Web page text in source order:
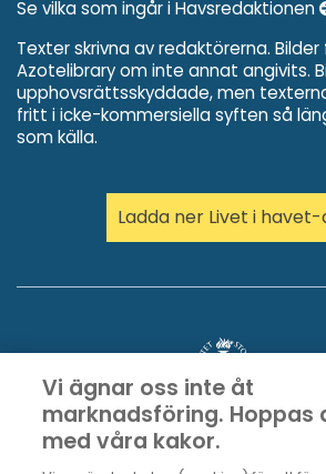
Se vilka som ingår i Havsredaktionen
Texter skrivna av redaktörerna. Bilder
Azotelibrary om inte annat angivits.
upphovsrättsskyddade, men
fritt i icke-kommersiella syften så
som källa.
Ladda ner Livet i
Vi ägnar oss inte åt
marknadsföring. Hoppas
med våra kakor.